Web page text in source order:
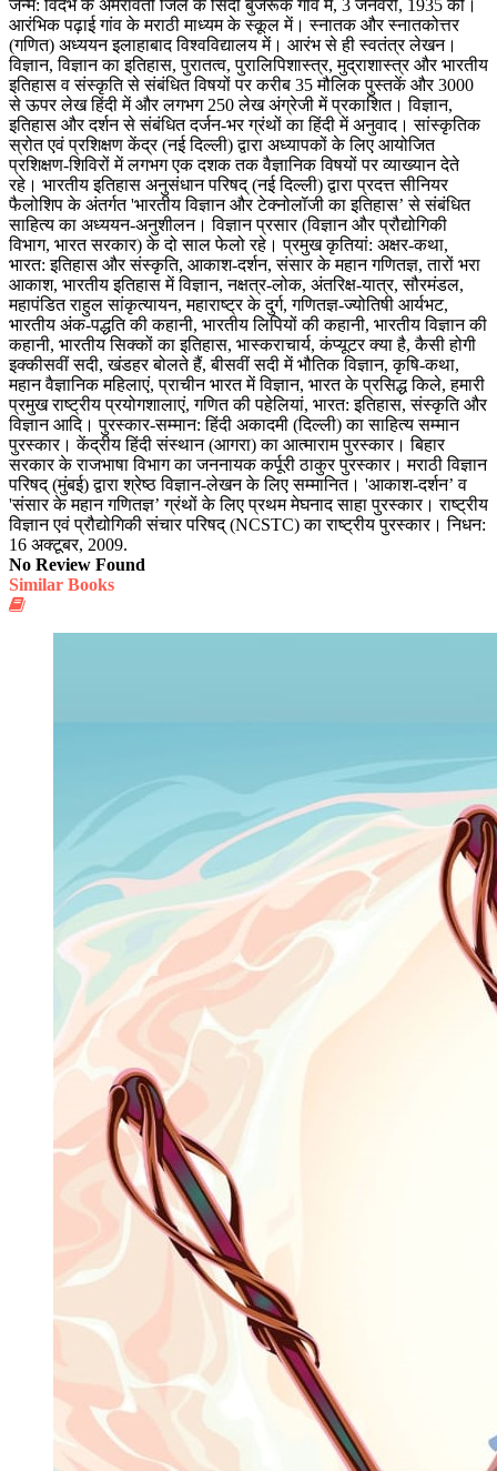
जन्म: विदर्भ के अमरावती जिले के सिंदी बुजरूक गांव में, 3 जनवरी, 1935 को।
आरंभिक पढ़ाई गांव के मराठी माध्यम के स्कूल में। स्नातक और स्नातकोत्तर
(गणित) अध्ययन इलाहाबाद विश्वविद्यालय में। आरंभ से ही स्वतंत्र लेखन।
विज्ञान, विज्ञान का इतिहास, पुरातत्व, पुरालिपिशास्त्र, मुद्राशास्त्र और भारतीय
इतिहास व संस्कृति से संबंधित विषयों पर करीब 35 मौलिक पुस्तकें और 3000
से ऊपर लेख हिंदी में और लगभग 250 लेख अंग्रेजी में प्रकाशित। विज्ञान,
इतिहास और दर्शन से संबंधित दर्जन-भर ग्रंथों का हिंदी में अनुवाद। सांस्कृतिक
स्रोत एवं प्रशिक्षण केंद्र (नई दिल्ली) द्वारा अध्यापकों के लिए आयोजित
प्रशिक्षण-शिविरों में लगभग एक दशक तक वैज्ञानिक विषयों पर व्याख्यान देते
रहे। भारतीय इतिहास अनुसंधान परिषद् (नई दिल्ली) द्वारा प्रदत्त सीनियर
फैलोशिप के अंतर्गत 'भारतीय विज्ञान और टेक्नोलॉजी का इतिहास’ से संबंधित
साहित्य का अध्ययन-अनुशीलन। विज्ञान प्रसार (विज्ञान और प्रौद्योगिकी
विभाग, भारत सरकार) के दो साल फेलो रहे। प्रमुख कृतियां: अक्षर-कथा,
भारत: इतिहास और संस्कृति, आकाश-दर्शन, संसार के महान गणितज्ञ, तारों भरा
आकाश, भारतीय इतिहास में विज्ञान, नक्षत्र-लोक, अंतरिक्ष-यात्र, सौरमंडल,
महापंडित राहुल सांकृत्यायन, महाराष्ट्र के दुर्ग, गणितज्ञ-ज्योतिषी आर्यभट,
भारतीय अंक-पद्धति की कहानी, भारतीय लिपियों की कहानी, भारतीय विज्ञान की
कहानी, भारतीय सिक्कों का इतिहास, भास्कराचार्य, कंप्यूटर क्या है, कैसी होगी
इक्कीसवीं सदी, खंडहर बोलते हैं, बीसवीं सदी में भौतिक विज्ञान, कृषि-कथा,
महान वैज्ञानिक महिलाएं, प्राचीन भारत में विज्ञान, भारत के प्रसिद्ध किले, हमारी
प्रमुख राष्ट्रीय प्रयोगशालाएं, गणित की पहेलियां, भारत: इतिहास, संस्कृति और
विज्ञान आदि। पुरस्कार-सम्मान: हिंदी अकादमी (दिल्ली) का साहित्य सम्मान
पुरस्कार। केंद्रीय हिंदी संस्थान (आगरा) का आत्माराम पुरस्कार। बिहार
सरकार के राजभाषा विभाग का जननायक कर्पूरी ठाकुर पुरस्कार। मराठी विज्ञान
परिषद् (मुंबई) द्वारा श्रेष्ठ विज्ञान-लेखन के लिए सम्मानित। 'आकाश-दर्शन’ व
'संसार के महान गणितज्ञ’ ग्रंथों के लिए प्रथम मेघनाद साहा पुरस्कार। राष्ट्रीय
विज्ञान एवं प्रौद्योगिकी संचार परिषद् (NCSTC) का राष्ट्रीय पुरस्कार। निधन:
16 अक्टूबर, 2009.
No Review Found
Similar Books